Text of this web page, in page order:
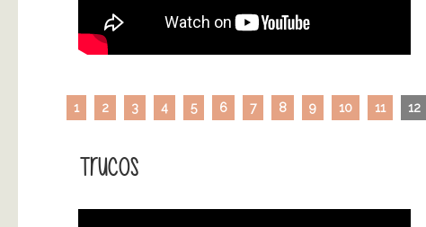
1 2 3 4 5 6 7 8 9 10 11 12
Trucos